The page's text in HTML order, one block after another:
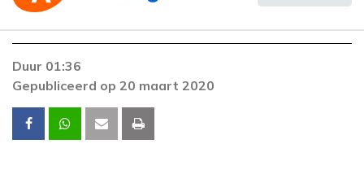
Duur 01:36
Gepubliceerd op 20 maart 2020